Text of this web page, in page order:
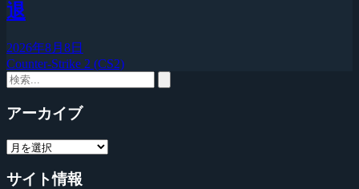
退
2026年8月8日
Counter-Strike 2 (CS2)
アーカイブ
サイト情報